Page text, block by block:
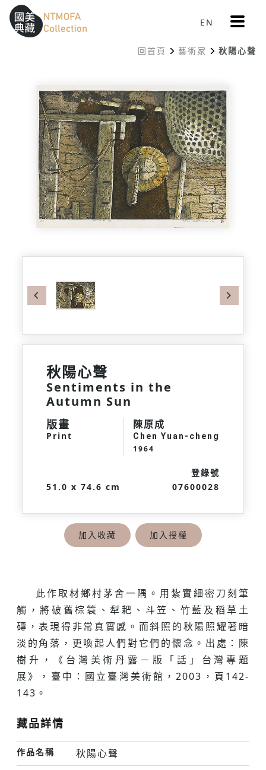
跳到中間主要內容區
網站導覽
::: EN 更
多
單
回首頁 藝術家 秋陽心聲
Previous
秋陽心聲
Sentiments in the
Autumn Sun
版畫
Print
陳原成
Chen Yuan-cheng
1964
51.0 x 74.6 cm
登錄號
07600028
加入收藏 加入授權
此作取材鄉村茅舍一隅。用紮實細密刀刻筆
觸，將破舊棕簑、犁耙、斗笠、竹藍及稻草土
磚，表現得非常真實感。而斜照的秋陽照耀著暗
淡的角落，更喚起人們對它們的懷念。出處：陳
樹升，《台灣美術丹露－版「話」台灣專題
展》，臺中：國立臺灣美術館，2003，頁142-
143。
藏品詳情
作品名稱 秋陽心聲